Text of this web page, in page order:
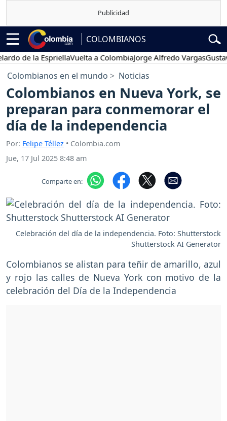
COLOMBIANOS
la EspriellaVuelta a ColombiaJorge Alfredo VargasGustavo
Colombianos en el mundo Noticias
Colombianos en Nueva York, se
preparan para conmemorar el
día de la independencia
Por: Felipe Téllez • Colombia.com
Jue, 17 Jul 2025 8:48 am
Comparte en:
Celebración del día de la independencia. Foto: Shutterstock
Shutterstock AI Generator
Colombianos se alistan para teñir de amarillo, azul
y rojo las calles de Nueva York con motivo de la
celebración del Día de la Independencia